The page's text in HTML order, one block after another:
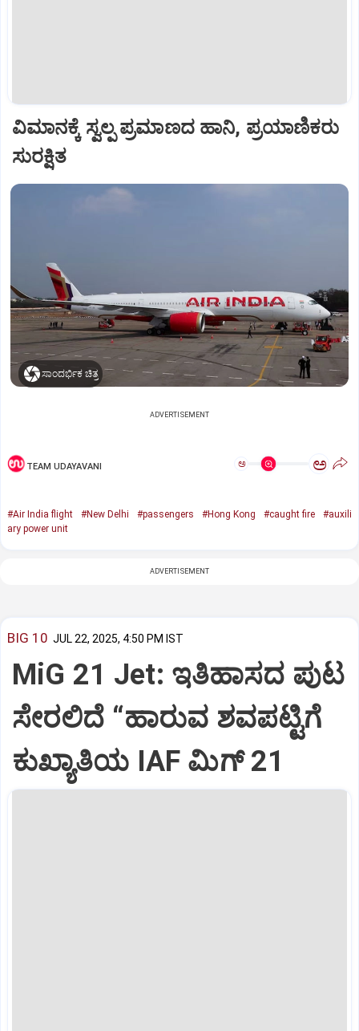
ವಿಮಾನಕ್ಕೆ ಸ್ವಲ್ಪ ಪ್ರಮಾಣದ ಹಾನಿ, ಪ್ರಯಾಣಿಕರು
ಸುರಕ್ಷಿತ
ಸಾಂದರ್ಭಿಕ ಚಿತ್ರ
ADVERTISEMENT
TEAM UDAYAVANI ಅ ಅ
#Air India flight #New Delhi #passengers #Hong Kong #caught fire
#auxili
ary power unit
ADVERTISEMENT
BIG 10 JUL 22, 2025, 4:50 PM IST
MiG 21 Jet: ಇತಿಹಾಸದ ಪುಟ
ಸೇರಲಿದೆ “ಹಾರುವ ಶವಪಟ್ಟಿಗೆ
ಕುಖ್ಯಾತಿಯ IAF ಮಿಗ್‌ 21